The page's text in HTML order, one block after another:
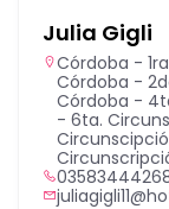
Julia Gigli
Córdoba -
Córdoba -
Córdoba -
- 6ta.